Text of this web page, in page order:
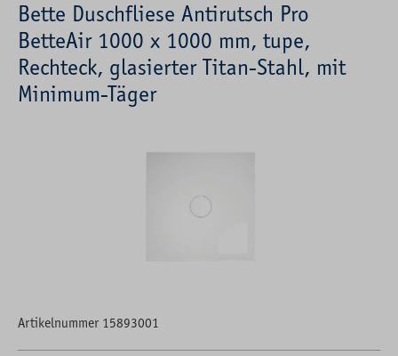
Bette Duschfliese Antirutsch Pro
BetteAir 1000 x 1000 mm, tupe,
Rechteck, glasierter Titan-Stahl, mit
Minimum-Täger
Artikelnummer 15893001